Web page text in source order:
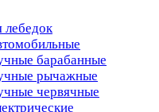
лебедок
барабанные
рычажные
червячные